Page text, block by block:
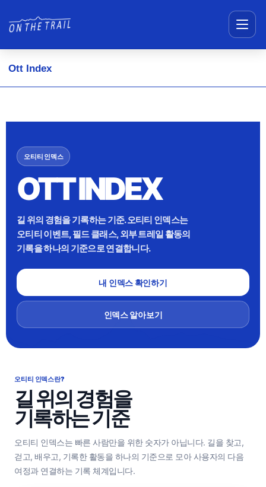
Ott Index
오티티 인덱스
OTT INDEX
길 위의 경험을 기록하는 기준. 오티티 인덱스는
오티티 이벤트, 필드 클래스, 외부 트레일 활동의
기록을 하나의 기준으로 연결합니다.
내 인덱스 확인하기
인덱스 알아보기
오티티 인덱스란?
길 위의 경험을
기록하는 기준
오티티 인덱스는 빠른 사람만을 위한 숫자가 아닙니다. 길을 찾고,
걷고, 배우고, 기록한 활동을 하나의 기준으로 모아 사용자의 다음
여정과 연결하는 기록 체계입니다.